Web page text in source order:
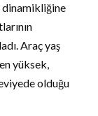
Araç yaş
yüksek,
olduğu